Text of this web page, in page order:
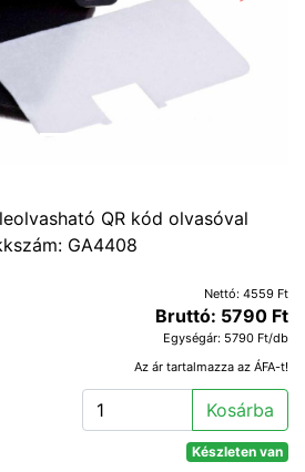
GA4408
Nettó: 4559 Ft
Bruttó: 5790 Ft
Egységár: 5790 Ft/db
Az ár tartalmazza az ÁFA-t!
Kosárba
Készleten van